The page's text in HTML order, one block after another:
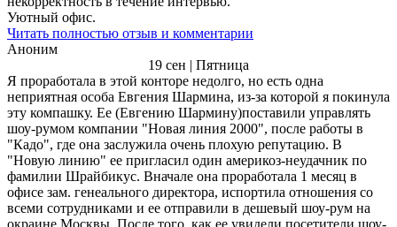
Уютный офис.
Читать полностью отзыв и комментарии
Аноним
19 сен | Пятница
Я проработала в этой конторе недолго, но есть одна
неприятная особа Евгения Шармина, из-за которой я покинула
эту компашку. Ее (Евгению Шармину)поставили управлять
шоу-румом компании "Новая линия 2000", после работы в
"Кадо", где она заслужила очень плохую репутацию. В
"Новую линию" ее пригласил один америкоз-неудачник по
фамилии Шрайбикус. Вначале она проработала 1 месяц в
офисе зам. генеального директора, испортила отношения со
всеми сотрудниками и ее отправили в дешевый шоу-рум на
окраине Москвы. После того, как ее увидели посетители шоу-